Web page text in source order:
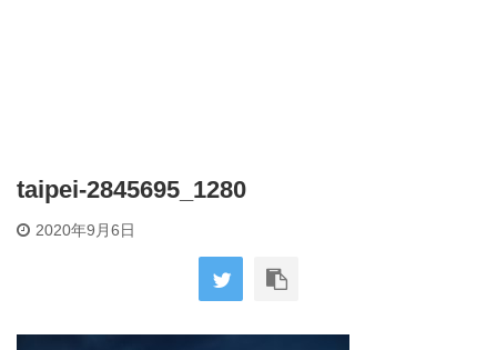
taipei-2845695_1280
2020年9月6日